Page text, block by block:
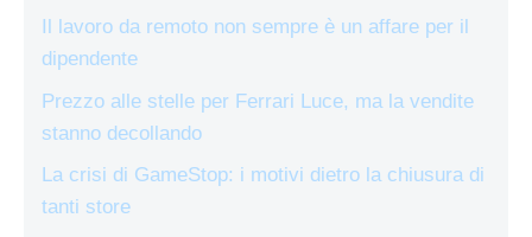
Il lavoro da remoto non sempre è un affare per il
dipendente
Prezzo alle stelle per Ferrari Luce, ma la vendite
stanno decollando
La crisi di GameStop: i motivi dietro la chiusura di
tanti store